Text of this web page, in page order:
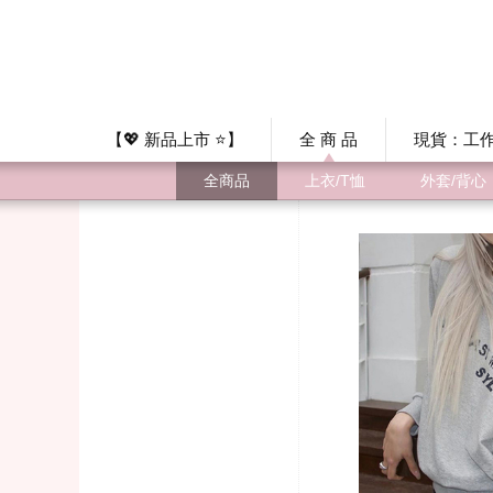
【💖 新品上市 ⭐】 全 商 品 現貨：工
全商品 上衣/T恤 外套/背心